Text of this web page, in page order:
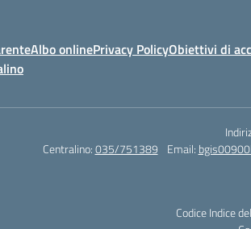
Albo onlinePrivacy PolicyObiettivi di
Centralino:035/751389 Email:
Codice Indice